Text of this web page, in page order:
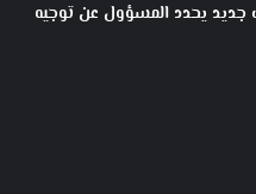
يحدد المسؤول عن توجيه